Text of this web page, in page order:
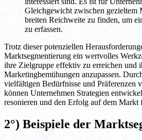
Gleichgewicht zwischen gezieltem
breiten Reichweite zu finden, um
zu erfassen.
Trotz dieser potenziellen
Marktsegmentierung ein wertvolles
ihre Zielgruppe effektiv zu erreichen und
Marketingbemühungen anzupassen.
vielfältigen Bedürfnisse und Präferenzen
können Unternehmen Strategien
resonieren und den Erfolg auf dem Markt
2°) Beispiele der